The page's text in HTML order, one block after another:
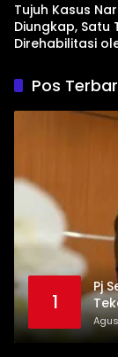
Tujuh Kasus
Diungkap, Satu
Direhabilitasi
Pos
1
Pj